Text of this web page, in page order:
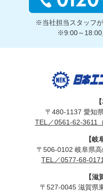
※当社担当スタッフ
※9:00～18:00
〒480-1137 愛知
TEL／0561-62-3611（
【岐
〒506-0102 岐阜県
TEL／0577-68-
【滋
〒527-0045 滋賀県